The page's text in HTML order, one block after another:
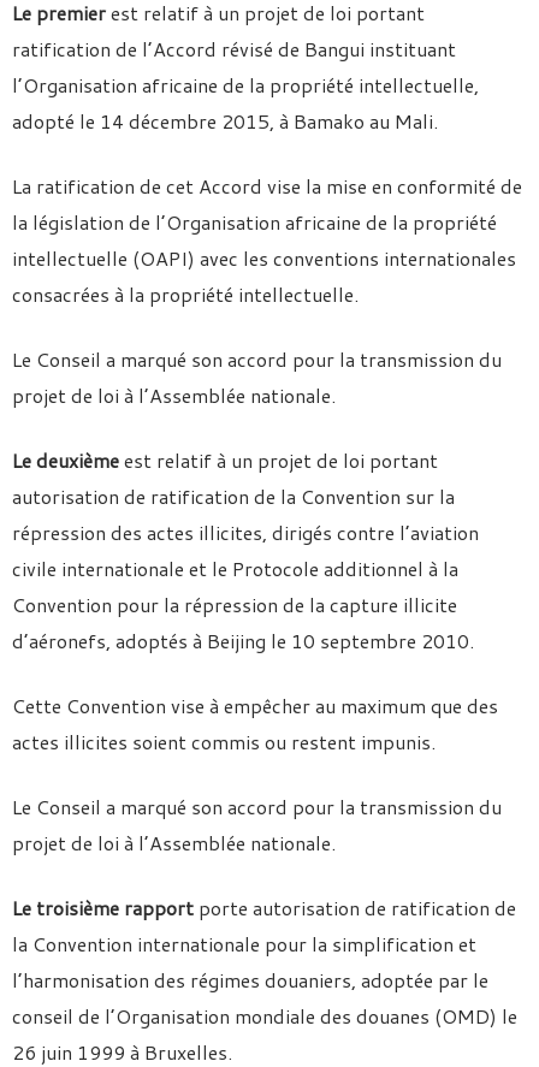
Le premierest relatif à un projet de loi portant
ratification de l’Accord révisé de Bangui instituant
l’Organisation africaine de la propriété intellectuelle,
adopté le 14 décembre 2015, à Bamako au Mali.
La ratification de cet Accord vise la mise en conformité de
la législation de l’Organisation africaine de la propriété
intellectuelle (OAPI) avec les conventions internationales
consacrées à la propriété intellectuelle.
Le Conseil a marqué son accord pour la transmission du
projet de loi à l’Assemblée nationale.
Le deuxièmeest relatif à un projet de loi portant
autorisation de ratification de la Convention sur la
répression des actes illicites, dirigés contre l’aviation
civile internationale et le Protocole additionnel à la
Convention pour la répression de la capture illicite
d’aéronefs, adoptés à Beijing le 10 septembre 2010.
Cette Convention vise à empêcher au maximum que des
actes illicites soient commis ou restent impunis.
Le Conseil a marqué son accord pour la transmission du
projet de loi à l’Assemblée nationale.
Le troisième rapport porte autorisation de ratification de
la Convention internationale pour la simplification et
l’harmonisation des régimes douaniers, adoptée par le
conseil de l’Organisation mondiale des douanes (OMD) le
26 juin 1999 à Bruxelles.